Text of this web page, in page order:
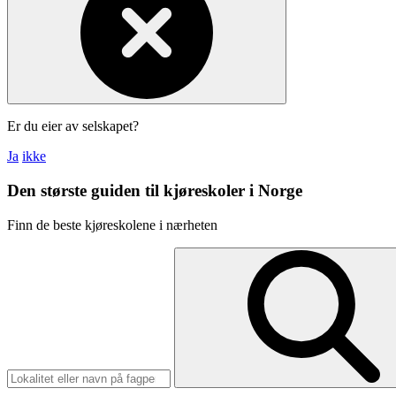
Er du eier av selskapet?
Ja ikke
Den største guiden til kjøreskoler i Norge
Finn de beste kjøreskolene i nærheten